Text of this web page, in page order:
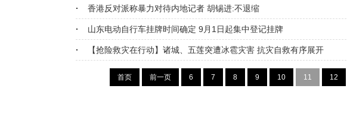
香港反对派称暴力对待内地记者 胡锡进:不退缩
山东电动自行车挂牌时间确定 9月1日起集中登记挂牌
【抢险救灾在行动】诸城、五莲突遭冰雹灾害 抗灾自救有序展开
首页 前一页 6 7 8 9 10 11 12